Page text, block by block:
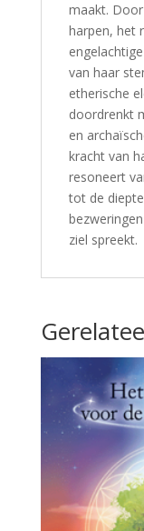
maakt.
harpen, het
van haar
etherische
doordrenkt
en
kracht van
resoneert
tot de
ziel spreekt.